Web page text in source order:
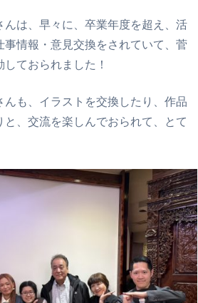
んは、早々に、卒業年度を超え、活
事情報・意見交換をされていて、菅
ておられました！
んも、イラストを交換したり、作品
と、交流を楽しんでおられて、とて